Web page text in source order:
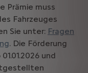
Prämie muss
Fahrzeuges
Sie unter: Fragen
. Die Förderung
und